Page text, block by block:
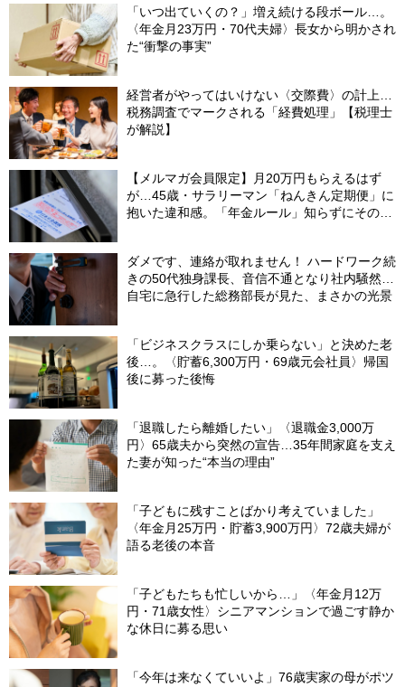
「いつ出ていくの？」増え続ける段ボール…。
〈年金月23万円・70代夫婦〉長女から明かされ
た“衝撃の事実”
経営者がやってはいけない〈交際費〉の計上…
税務調査でマークされる「経費処理」【税理士
が解説】
【メルマガ会員限定】月20万円もらえるはず
が…45歳・サラリーマン「ねんきん定期便」に
抱いた違和感。「年金ルール」知らずにそのま
ダメです、連絡が取れません！ ハードワーク続
きの50代独身課長、音信不通となり社内騒然…
自宅に急行した総務部長が見た、まさかの光景
「ビジネスクラスにしか乗らない」と決めた老
後…。〈貯蓄6,300万円・69歳元会社員〉帰国
後に募った後悔
「退職したら離婚したい」〈退職金3,000万
円〉65歳夫から突然の宣告…35年間家庭を支え
た妻が知った“本当の理由”
「子どもに残すことばかり考えていました」
〈年金月25万円・貯蓄3,900万円〉72歳夫婦が
語る老後の本音
「子どもたちも忙しいから…」〈年金月12万
円・71歳女性〉シニアマンションで過ごす静か
な休日に募る思い
「今年は来なくていいよ」76歳実家の母がポツ